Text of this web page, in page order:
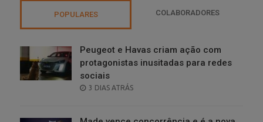
POPULARES COLABORADORES
Peugeot e Havas criam ação com
protagonistas inusitadas para redes
sociais
POSTED
3 DIAS ATRÁS